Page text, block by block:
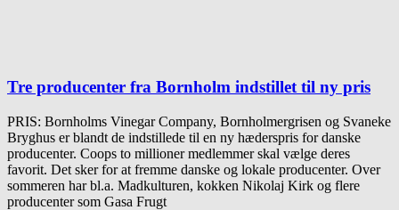
Tre producenter fra Bornholm indstillet til ny pris
PRIS: Bornholms Vinegar Company, Bornholmergrisen og Svaneke
Bryghus er blandt de indstillede til en ny hæderspris for danske
producenter. Coops to millioner medlemmer skal vælge deres
favorit. Det sker for at fremme danske og lokale producenter. Over
sommeren har bl.a. Madkulturen, kokken Nikolaj Kirk og flere
producenter som Gasa Frugt